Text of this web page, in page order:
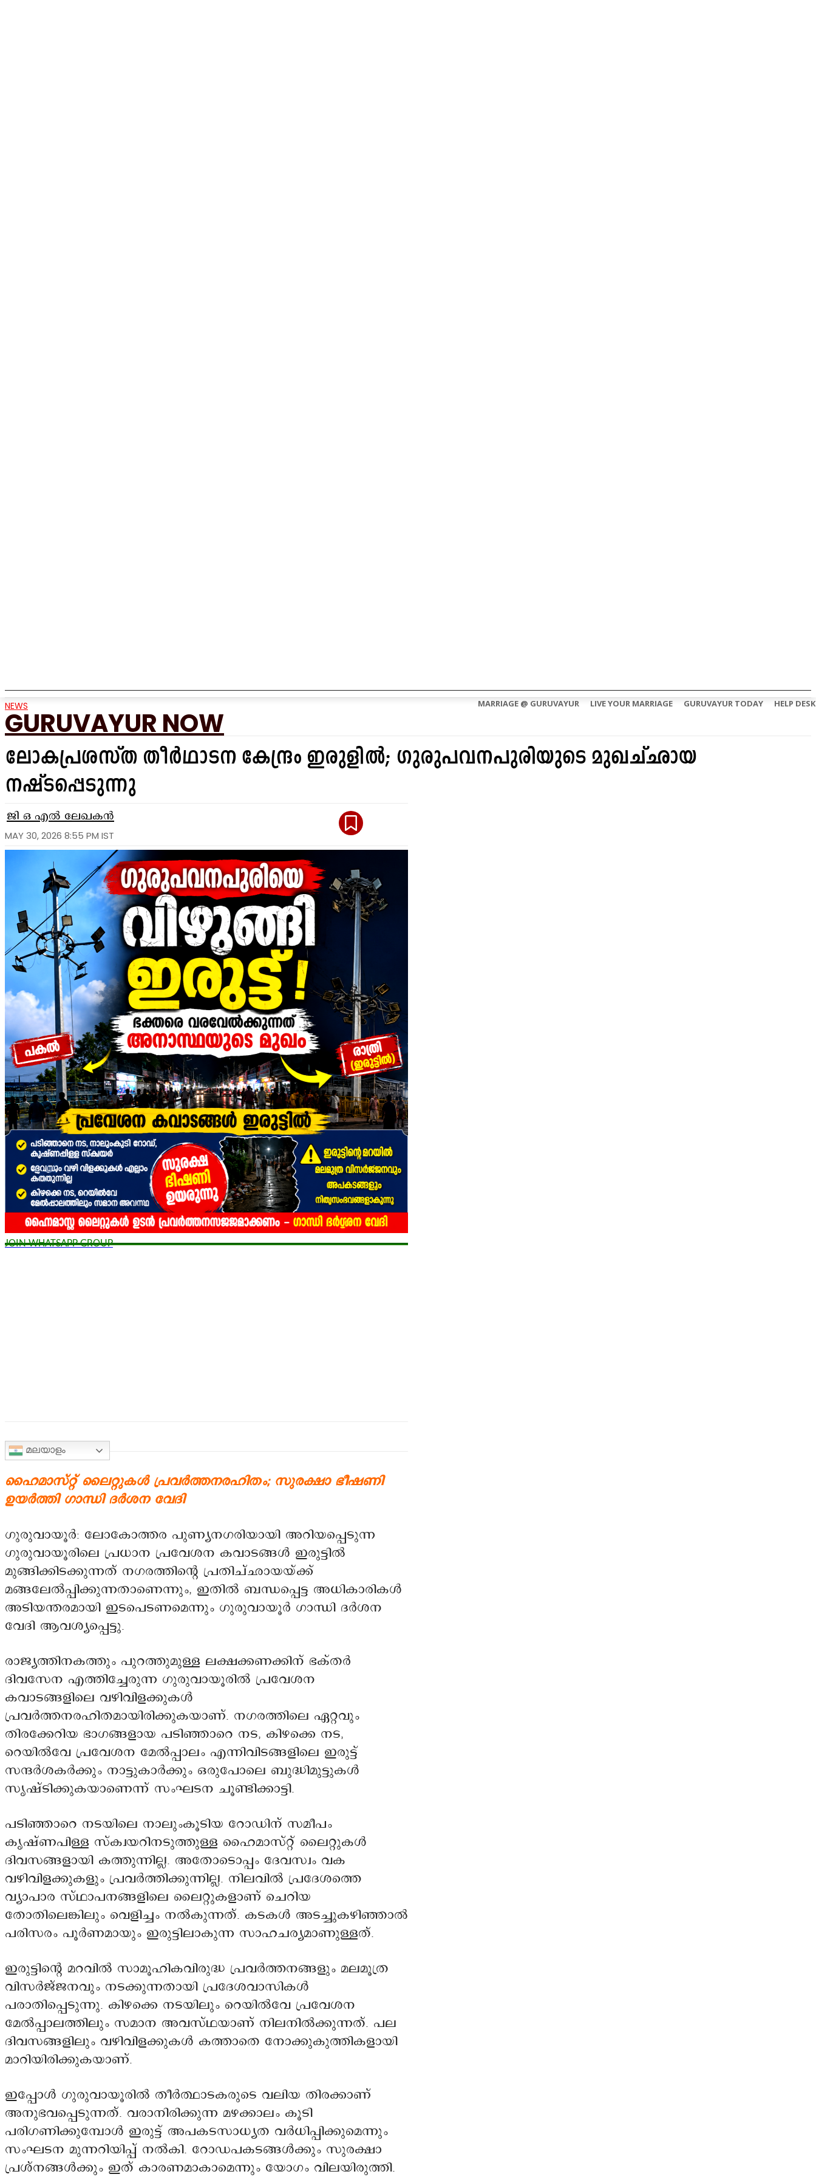
MARRIAGE @ GURUVAYUR LIVE YOUR MARRIAGE GURUVAYUR TODAY HELP DESK
NEWS
GURUVAYUR NOW
ലോകപ്രശസ്ത തീർഥാടന കേന്ദ്രം ഇരുളിൽ; ഗുരുപവനപുരിയുടെ മുഖച്ഛായ
നഷ്ടപ്പെടുന്നു
ജി ഒ എൽ ലേഖകൻ
MAY 30, 2026 8:55 PM IST
JOIN WHATSAPP GROUP
മലയാളം
ഹൈമാസ്റ്റ് ലൈറ്റുകൾ പ്രവർത്തനരഹിതം; സുരക്ഷാ ഭീഷണി
ഉയർത്തി ഗാന്ധി ദർശന വേദി
ഗുരുവായൂർ: ലോകോത്തര പുണ്യനഗരിയായി അറിയപ്പെടുന്ന
ഗുരുവായൂരിലെ പ്രധാന പ്രവേശന കവാടങ്ങൾ ഇരുട്ടിൽ
മുങ്ങിക്കിടക്കുന്നത് നഗരത്തിന്റെ പ്രതിച്ഛായയ്ക്ക്
മങ്ങലേൽപ്പിക്കുന്നതാണെന്നും, ഇതിൽ ബന്ധപ്പെട്ട അധികാരികൾ
അടിയന്തരമായി ഇടപെടണമെന്നും ഗുരുവായൂർ ഗാന്ധി ദർശന
വേദി ആവശ്യപ്പെട്ടു.
രാജ്യത്തിനകത്തും പുറത്തുമുള്ള ലക്ഷക്കണക്കിന് ഭക്തർ
ദിവസേന എത്തിച്ചേരുന്ന ഗുരുവായൂരിൽ പ്രവേശന
കവാടങ്ങളിലെ വഴിവിളക്കുകൾ
പ്രവർത്തനരഹിതമായിരിക്കുകയാണ്. നഗരത്തിലെ ഏറ്റവും
തിരക്കേറിയ ഭാഗങ്ങളായ പടിഞ്ഞാറെ നട, കിഴക്കെ നട,
റെയിൽവേ പ്രവേശന മേൽപ്പാലം എന്നിവിടങ്ങളിലെ ഇരുട്ട്
സന്ദർശകർക്കും നാട്ടുകാർക്കും ഒരുപോലെ ബുദ്ധിമുട്ടുകൾ
സൃഷ്ടിക്കുകയാണെന്ന് സംഘടന ചൂണ്ടിക്കാട്ടി.
പടിഞ്ഞാറെ നടയിലെ നാലുംകൂടിയ റോഡിന് സമീപം
കൃഷ്ണപിള്ള സ്‌ക്വയറിനടുത്തുള്ള ഹൈമാസ്റ്റ് ലൈറ്റുകൾ
ദിവസങ്ങളായി കത്തുന്നില്ല. അതോടൊപ്പം ദേവസ്വം വക
വഴിവിളക്കുകളും പ്രവർത്തിക്കുന്നില്ല. നിലവിൽ പ്രദേശത്തെ
വ്യാപാര സ്ഥാപനങ്ങളിലെ ലൈറ്റുകളാണ് ചെറിയ
തോതിലെങ്കിലും വെളിച്ചം നൽകുന്നത്. കടകൾ അടച്ചുകഴിഞ്ഞാൽ
പരിസരം പൂർണമായും ഇരുട്ടിലാകുന്ന സാഹചര്യമാണുള്ളത്.
ഇരുട്ടിന്റെ മറവിൽ സാമൂഹികവിരുദ്ധ പ്രവർത്തനങ്ങളും മലമൂത്ര
വിസർജ്ജനവും നടക്കുന്നതായി പ്രദേശവാസികൾ
പരാതിപ്പെടുന്നു. കിഴക്കെ നടയിലും റെയിൽവേ പ്രവേശന
മേൽപ്പാലത്തിലും സമാന അവസ്ഥയാണ് നിലനിൽക്കുന്നത്. പല
ദിവസങ്ങളിലും വഴിവിളക്കുകൾ കത്താതെ നോക്കുകുത്തികളായി
മാറിയിരിക്കുകയാണ്.
ഇപ്പോൾ ഗുരുവായൂരിൽ തീർത്ഥാടകരുടെ വലിയ തിരക്കാണ്
അനുഭവപ്പെടുന്നത്. വരാനിരിക്കുന്ന മഴക്കാലം കൂടി
പരിഗണിക്കുമ്പോൾ ഇരുട്ട് അപകടസാധ്യത വർധിപ്പിക്കുമെന്നും
സംഘടന മുന്നറിയിപ്പ് നൽകി. റോഡപകടങ്ങൾക്കും സുരക്ഷാ
പ്രശ്നങ്ങൾക്കും ഇത് കാരണമാകാമെന്നും യോഗം വിലയിരുത്തി.